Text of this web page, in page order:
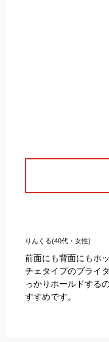
りんくる(40代・女性)
前面にも背面にもホ
チェタイプのブライ
っかりホールドする
すすめです。